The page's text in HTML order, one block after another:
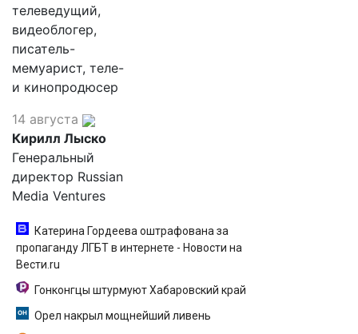
телеведущий,
видеоблогер,
писатель-
мемуарист, теле-
и кинопродюсер
14 августа
Кирилл Лыско
Генеральный
директор Russian
Media Ventures
Катерина Гордеева оштрафована за
пропаганду ЛГБТ в интернете - Новости на
Вести.ru
Гонконгцы штурмуют Хабаровский край
Орел накрыл мощнейший ливень